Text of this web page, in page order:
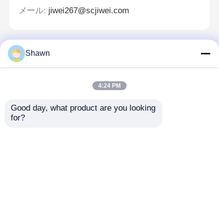
メール: jiwei267@scjiwei.com
折り返しご連絡いたします！
Shawn
4:24 PM
Good day, what product are you looking
for?